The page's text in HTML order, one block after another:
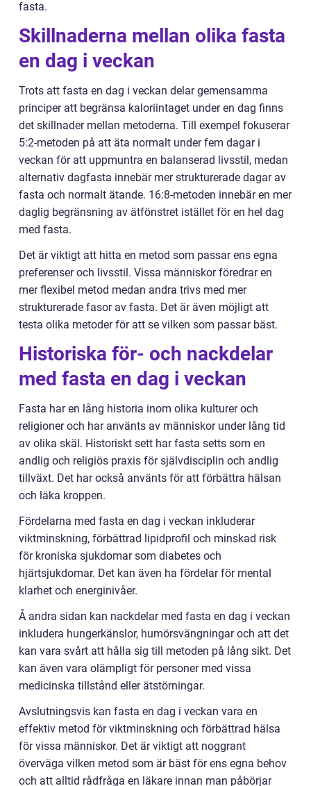
fasta.
Skillnaderna mellan olika fasta
en dag i veckan
Trots att fasta en dag i veckan delar gemensamma
principer att begränsa kaloriintaget under en dag finns
det skillnader mellan metoderna. Till exempel fokuserar
5:2-metoden på att äta normalt under fem dagar i
veckan för att uppmuntra en balanserad livsstil, medan
alternativ dagfasta innebär mer strukturerade dagar av
fasta och normalt ätande. 16:8-metoden innebär en mer
daglig begränsning av ätfönstret istället för en hel dag
med fasta.
Det är viktigt att hitta en metod som passar ens egna
preferenser och livsstil. Vissa människor föredrar en
mer flexibel metod medan andra trivs med mer
strukturerade fasor av fasta. Det är även möjligt att
testa olika metoder för att se vilken som passar bäst.
Historiska för- och nackdelar
med fasta en dag i veckan
Fasta har en lång historia inom olika kulturer och
religioner och har använts av människor under lång tid
av olika skäl. Historiskt sett har fasta setts som en
andlig och religiös praxis för självdisciplin och andlig
tillväxt. Det har också använts för att förbättra hälsan
och läka kroppen.
Fördelarna med fasta en dag i veckan inkluderar
viktminskning, förbättrad lipidprofil och minskad risk
för kroniska sjukdomar som diabetes och
hjärtsjukdomar. Det kan även ha fördelar för mental
klarhet och energinivåer.
Å andra sidan kan nackdelar med fasta en dag i veckan
inkludera hungerkänslor, humörsvängningar och att det
kan vara svårt att hålla sig till metoden på lång sikt. Det
kan även vara olämpligt för personer med vissa
medicinska tillstånd eller ätstörningar.
Avslutningsvis kan fasta en dag i veckan vara en
effektiv metod för viktminskning och förbättrad hälsa
för vissa människor. Det är viktigt att noggrant
överväga vilken metod som är bäst för ens egna behov
och att alltid rådfråga en läkare innan man påbörjar